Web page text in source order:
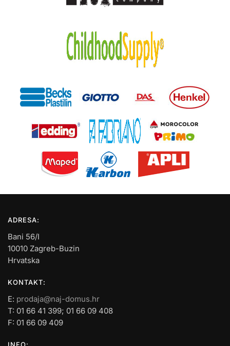
ADRESA:
Bani 56/I
10010 Zagreb-Buzin
Hrvatska
KONTAKT:
E: prodaja@naj-domus.hr
T: 01 66 41 399; 01 66 09 408
F: 01 66 09 409